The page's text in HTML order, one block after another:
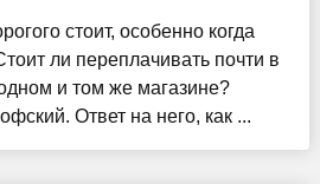
стоит, особенно когда
ли переплачивать почти в
и том же магазине?
Ответ на него, как ...